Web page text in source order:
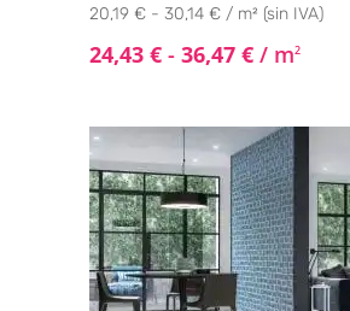
20,19 € - 30,14 € / m² (sin IVA)
24,43 € - 36,47 € / m2